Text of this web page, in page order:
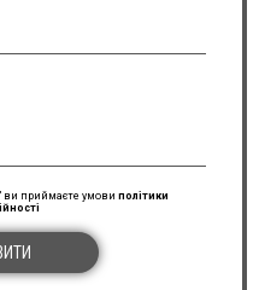
ви приймаєте умови політики